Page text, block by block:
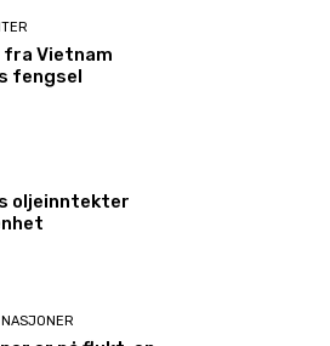
Vietnam
fengsel
oljeinntekter